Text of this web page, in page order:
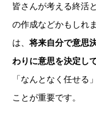
皆さんが考える終活
の作成などかもしれ
は、将来自分で意思
わりに意思を決定し
「なんとなく任せる
ことが重要です。